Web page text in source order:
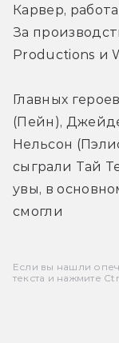
Карвер,
За
Productions и
Главных
(Пейн),
Нельсон
сыграли Тай
увы, в
смогли
Если вы нашли
текста и нажмите